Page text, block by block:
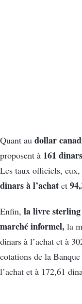
Quant au dollar
proposent à 161
Les taux officiels,
dinars à l’achat et
Enfin, la livre sterling
marché informel, la
dinars à l’achat et à
cotations de la
l’achat et à 172,61